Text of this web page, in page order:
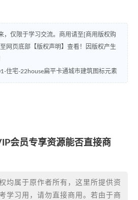
，仅限于学习交流。商用请至[商用版权购
网页底部【版权声明】查看！因版权产生
住宅-22house扁平卡通城市建筑图标元素
会员专享资源能否直接商
均属于原作者所有，这里所提供资
学习用，请勿直接商用。若由于商